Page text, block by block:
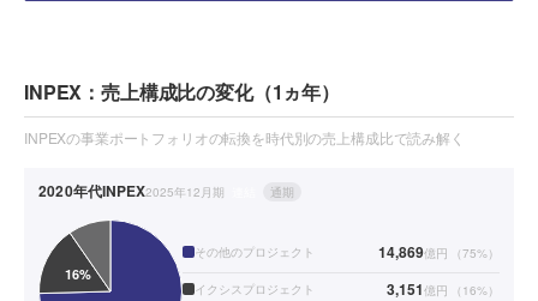
INPEX：売上構成比の変化（1ヵ年）
INPEXの事業ポートフォリオの転換を時代別の売上構成比で読み解く
2020年代INPEX2025年12月期 通期
その他のプロジェクト 14,869億円 （75%）
イクシスプロジェクト 3,151億円 （ 16%）